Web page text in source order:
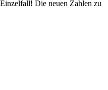
Die neuen Zahlen zu